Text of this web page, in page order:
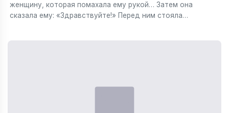
женщину, которая помахала ему рукой… Затем она
сказала ему: «Здравствуйте!» Перед ним стояла…